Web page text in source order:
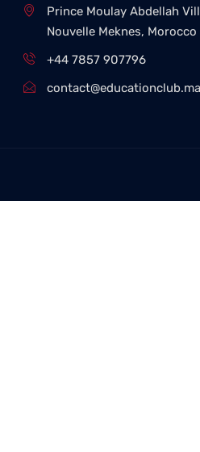
Prince Moulay Abdellah
Nouvelle Meknes, Morocco
+44 7857 907796
contact@educationclub.ma